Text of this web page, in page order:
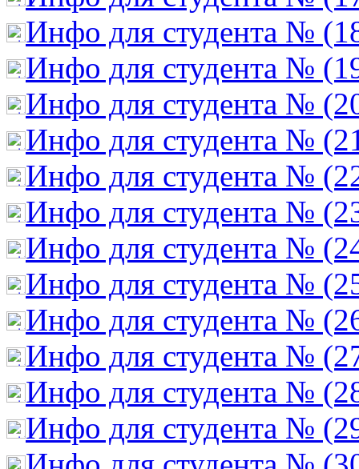
Инфо для студента №
Инфо для студента №
Инфо для студента №
Инфо для студента №
Инфо для студента №
Инфо для студента №
Инфо для студента №
Инфо для студента №
Инфо для студента №
Инфо для студента №
Инфо для студента №
Инфо для студента №